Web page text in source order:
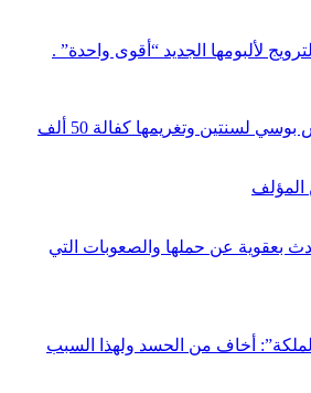
لألبومها الجديد “أقوى واحدة” .
محكمة مصرية تقرر حبس بوسي لسنتين وتغريمها كفالة 50 ألف
المؤلف
بعقوية عن حملها والصعوبات التي
أخاف من الحسد ولهذا السبب